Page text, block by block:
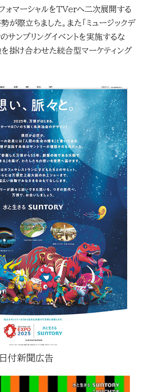
ォマーシャルをTVerへ二次展開する
が際立ちました。また「ミュージックデ
サンプリングイベントを実施するな
を掛け合わせた統合型マーケティング
付新聞広告